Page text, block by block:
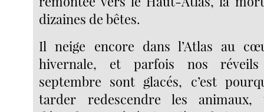
dizaines de bêtes.
Il neige encore dans l’Atlas au
hivernale, et parfois nos
septembre sont glacés, c’est
tarder redescendre les